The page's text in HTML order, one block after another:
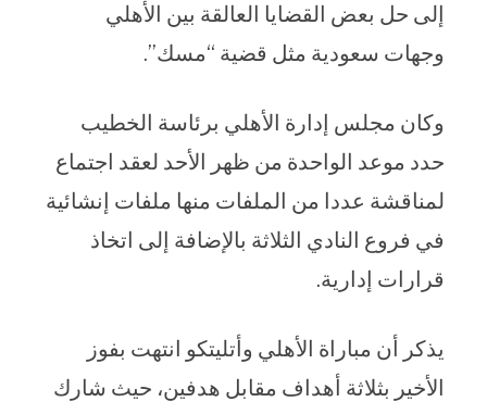
إلى حل بعض القضايا العالقة بين الأهلي
وجهات سعودية مثل قضية “مسك”.
وكان مجلس إدارة الأهلي برئاسة الخطيب
حدد موعد الواحدة من ظهر الأحد لعقد اجتماع
لمناقشة عددا من الملفات منها ملفات إنشائية
في فروع النادي الثلاثة بالإضافة إلى اتخاذ
قرارات إدارية.
يذكر أن مباراة الأهلي وأتليتكو انتهت بفوز
الأخير بثلاثة أهداف مقابل هدفين، حيث شارك